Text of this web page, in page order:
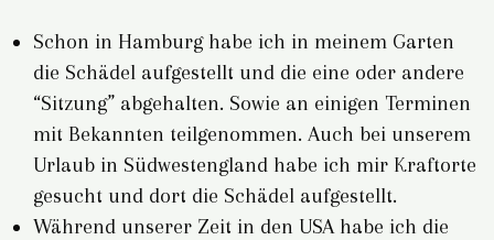
Schon in Hamburg habe ich in meinem Garten
die Schädel aufgestellt und die eine oder andere
“Sitzung” abgehalten. Sowie an einigen Terminen
mit Bekannten teilgenommen. Auch bei unserem
Urlaub in Südwestengland habe ich mir Kraftorte
gesucht und dort die Schädel aufgestellt.
Während unserer Zeit in den USA habe ich die